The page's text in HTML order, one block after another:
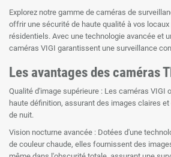
Explorez notre gamme de caméras de
offrir une sécurité de haute qualité à vos
résidentiels. Avec une technologie avancée et
caméras VIGI garantissent une surveillance
Les avantages des caméras
Qualité d'image supérieure : Les caméras VIGI
haute définition, assurant des images claires
de nuit.
Vision nocturne avancée : Dotées d'une
de couleur chaude, elles fournissent des